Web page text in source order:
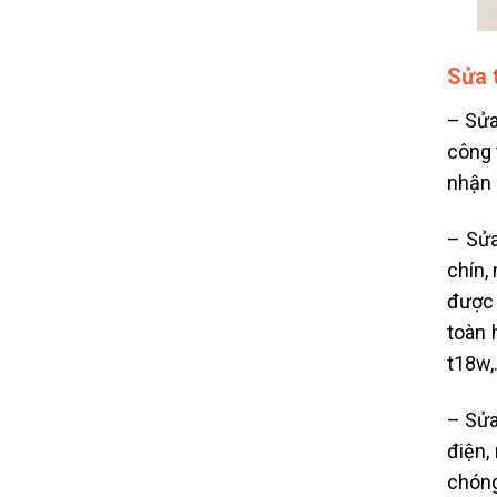
Sửa
–
công
nhận
–
chín,
được
toàn
–
điện,